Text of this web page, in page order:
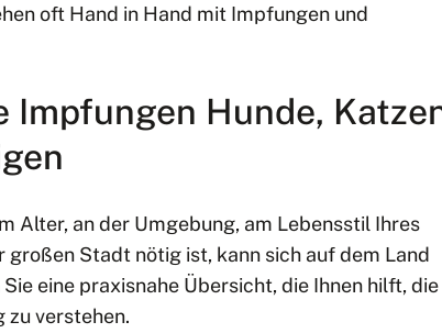
oft Hand in Hand mit Impfungen und
Impfungen Hunde,
Alter, an der Umgebung, am Lebensstil Ihres
großen Stadt nötig ist, kann sich auf dem Land
eine praxisnahe Übersicht, die Ihnen hilft, die
zu verstehen.